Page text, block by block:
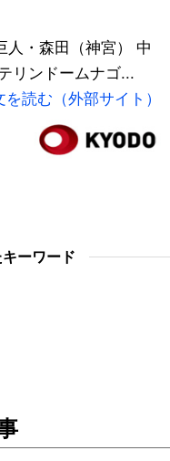
・森田（神宮） 中
リンドームナゴ...
読む（外部サイト）
ーワード